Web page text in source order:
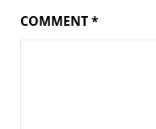
COMMENT*